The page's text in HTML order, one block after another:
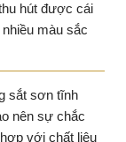
hút được cái
màu sắc
sắt sơn tĩnh
nên sự chắc
với chất liệu